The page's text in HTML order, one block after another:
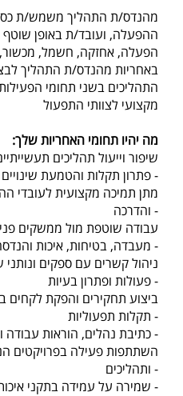
מהנדס/ת התהליך משמש/ת
ההפעלה, ועובד/ת באופן שוטף
הפעלה, אחזקה, חשמל, מכשור,
באחריות מהנדס/ת התהליך
התהליכים בשני תחומי
מקצועי לצוותי התפעול
:מה יהיו תחומי האחריות שלך
שיפור וייעול תהליכים
פתרון תקלות והטמעת שינויים -
מתן תמיכה מקצועית לעובדי
והדרכה -
עבודה שוטפת מול ממשקים
מעבדה, בטיחות, איכות והנדסה -
ניהול קשרים עם ספקים ונותני
פעולות ופתרון בעיות -
ביצוע תחקירים והפקת לקחים
תקלות תפעוליות -
כתיבת נהלים, הוראות עבודה ודוחות טכניים -
השתתפות פעילה בפרויקטים
ותהליכים -
שמירה על עמידה בתקני איכות, בטיחות, סביבה ורגולציה -